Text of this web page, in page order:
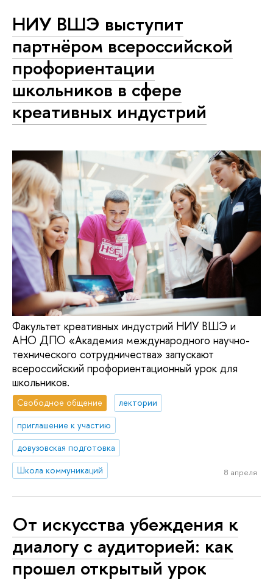
НИУ ВШЭ выступит
партнёром всероссийской
профориентации
школьников в сфере
креативных индустрий
Факультет креативных индустрий НИУ ВШЭ и
АНО ДПО «Академия международного научно-
технического сотрудничества» запускают
всероссийский профориентационный урок для
школьников.
Свободное общение
лектории
приглашение к участию
довузовская подготовка
Школа коммуникаций
8 апреля
От искусства убеждения к
диалогу с аудиторией: как
прошел открытый урок